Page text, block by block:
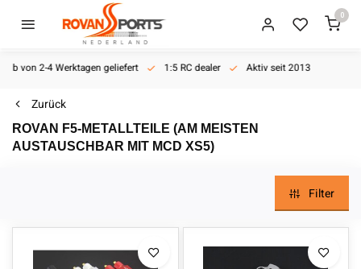
0
von 2-4 Werktagen geliefert 1:5 RC dealer Aktiv seit 2013
Zurück
ROVAN F5-METALLTEILE (AM MEISTEN
AUSTAUSCHBAR MIT MCD XS5)
Filter